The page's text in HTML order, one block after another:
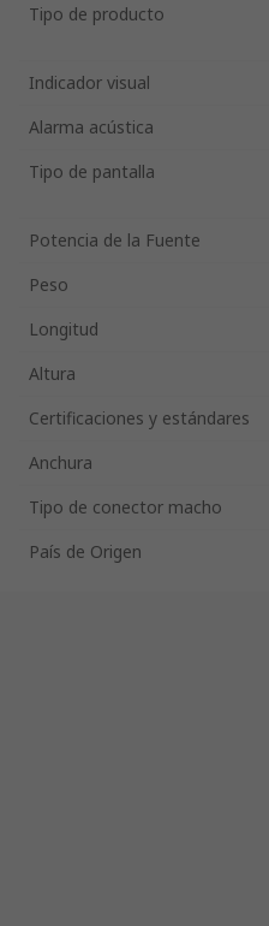
Tipo de producto
Indicador visual
Alarma acústica
Tipo de pantalla
Potencia de la Fuente
Peso
Longitud
Altura
Certificaciones y estándares
Anchura
Tipo de conector macho
País de Origen